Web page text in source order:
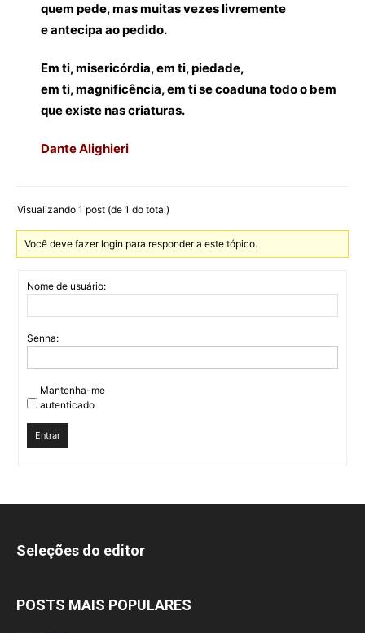
quem pede, mas muitas vezes livremente
e antecipa ao pedido.
Em ti, misericórdia, em ti, piedade,
em ti, magnificência, em ti se coaduna todo o bem
que existe nas criaturas.
Dante Alighieri
Visualizando 1 post (de 1 do total)
Você deve fazer login para responder a este tópico.
Nome de usuário:
Senha:
Mantenha-me
autenticado
Entrar
Seleções do editor
POSTS MAIS POPULARES